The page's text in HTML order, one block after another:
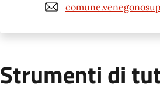
Strumenti di